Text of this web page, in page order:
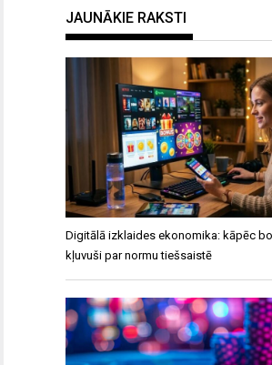
JAUNĀKIE RAKSTI
Digitālā izklaides ekonomika: kāpēc
kļuvuši par normu tiešsaistē